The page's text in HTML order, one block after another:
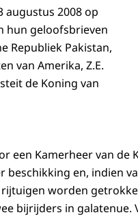
augustus 2008 op
hun geloofsbrieven
Republiek Pakistan,
van Amerika, Z.E.
de Koning van
een Kamerheer van de
en, indien
worden
bijrijders in galatenue.